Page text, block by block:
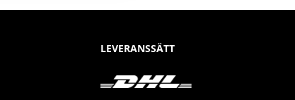
LEVERANSSÄTT